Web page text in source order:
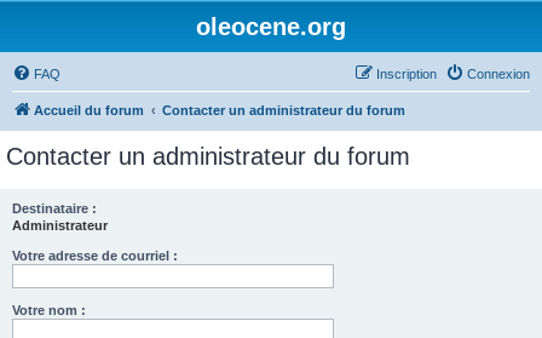
oleocene.org
FAQ Connexion
Inscription
Accueil du forum Contacter un administrateur du forum
Contacter un administrateur du forum
Destinataire :
Administrateur
Votre adresse de courriel :
Votre nom :